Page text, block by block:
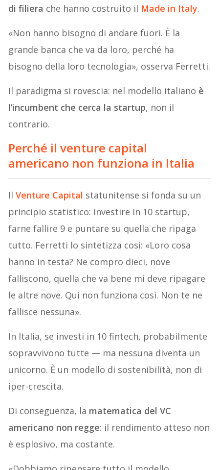
di filiera che hanno costruito il Made in Italy.
«Non hanno bisogno di andare fuori. È la
grande banca che va da loro, perché ha
bisogno della loro tecnologia», osserva Ferretti.
Il paradigma si rovescia: nel modello italiano è
l’incumbent che cerca la startup, non il
contrario.
Perché il venture capital
americano non funziona in Italia
IlVenture Capital statunitense si fonda su un
principio statistico: investire in 10 startup,
farne fallire 9 e puntare su quella che ripaga
tutto. Ferretti lo sintetizza così: «Loro cosa
hanno in testa? Ne compro dieci, nove
falliscono, quella che va bene mi deve ripagare
le altre nove. Qui non funziona così. Non te ne
fallisce nessuna».
In Italia, se investi in 10 fintech, probabilmente
sopravvivono tutte — ma nessuna diventa un
unicorno. È un modello di sostenibilità, non di
iper-crescita.
Di conseguenza, la matematica del VC
americano non regge: il rendimento atteso non
è esplosivo, ma costante.